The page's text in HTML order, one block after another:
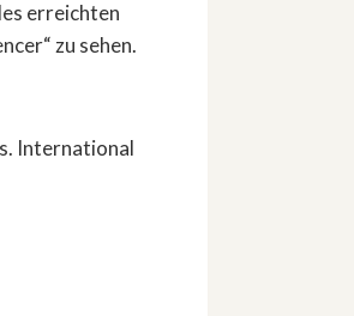
erreichten
zu sehen.
International